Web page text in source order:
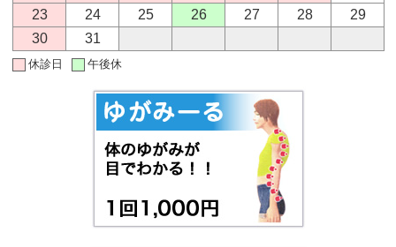
23
24 25 26 27 28
29
30
31
休診日 午後休